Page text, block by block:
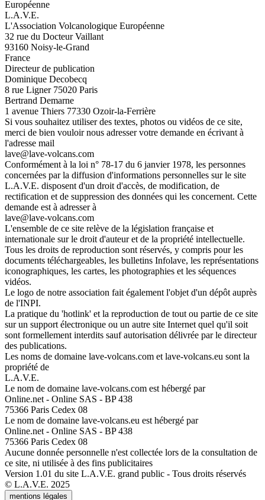
Européenne
L.A.V.E.
L'Association Volcanologique Européenne
32 rue du Docteur Vaillant
93160 Noisy-le-Grand
France
Directeur de publication
Dominique Decobecq
8 rue Ligner 75020 Paris
Bertrand Demarne
1 avenue Thiers 77330 Ozoir-la-Ferrière
Si vous souhaitez utiliser des textes, photos ou vidéos de ce site,
merci de bien vouloir nous adresser votre demande en écrivant à
l'adresse mail
lave@lave-volcans.com
Conformément à la loi n° 78-17 du 6 janvier 1978, les personnes
concernées par la diffusion d'informations personnelles sur le site
L.A.V.E. disposent d'un droit d'accès, de modification, de
rectification et de suppression des données qui les concernent. Cette
demande est à adresser à
lave@lave-volcans.com
L'ensemble de ce site relève de la législation française et
internationale sur le droit d'auteur et de la propriété intellectuelle.
Tous les droits de reproduction sont réservés, y compris pour les
documents téléchargeables, les bulletins Infolave, les représentations
iconographiques, les cartes, les photographies et les séquences
vidéos.
Le logo de notre association fait également l'objet d'un dépôt auprès
de l'INPI.
La pratique du 'hotlink' et la reproduction de tout ou partie de ce site
sur un support électronique ou un autre site Internet quel qu'il soit
sont formellement interdits sauf autorisation délivrée par le directeur
des publications.
Les noms de domaine lave-volcans.com et lave-volcans.eu sont la
propriété de
L.A.V.E.
Le nom de domaine lave-volcans.com est hébergé par
Online.net - Online SAS - BP 438
75366 Paris Cedex 08
Le nom de domaine lave-volcans.eu est hébergé par
Online.net - Online SAS - BP 438
75366 Paris Cedex 08
Aucune donnée personnelle n'est collectée lors de la consultation de
ce site, ni utilisée à des fins publicitaires
Version 1.01 du site L.A.V.E. grand public - Tous droits réservés
© L.A.V.E. 2025
mentions légales